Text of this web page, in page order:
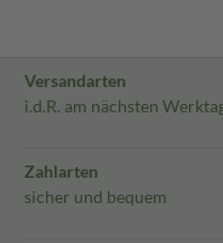
Versandarten
i.d.R. am nächsten
Zahlarten
sicher und bequem